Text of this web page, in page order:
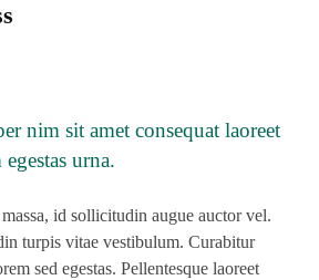
nim sit amet consequat laoreet
urna.
id sollicitudin augue auctor vel.
turpis vitae vestibulum. Curabitur
sed egestas. Pellentesque laoreet